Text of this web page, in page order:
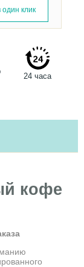
24 часа
кофе